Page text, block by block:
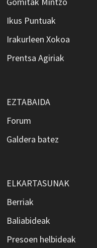
Ikus Puntuak
Irakurleen Xokoa
Prentsa Agiriak
EZTABAIDA
Forum
Galdera batez
ELKARTASUNAK
Berriak
Baliabideak
Presoen helbideak